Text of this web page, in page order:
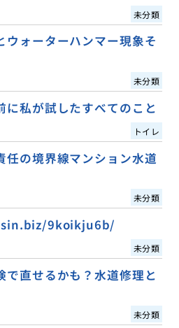
未分類
ウォーターハンマー現象そ
未分類
に私が試したすべてのこと
トイレ
任の境界線マンション水道
未分類
9koikju6b/
未分類
で直せるかも？水道修理と
未分類